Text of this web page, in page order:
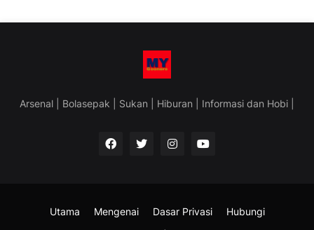
Arsenal | Bolasepak | Sukan | Hiburan | Informasi dan Hobi |
Utama Mengenai Dasar Privasi Hubungi